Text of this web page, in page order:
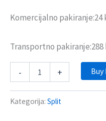
Komercijalno pakiranje:24
Transportno pakiranje:288
- + Buy
Kategorija: Split